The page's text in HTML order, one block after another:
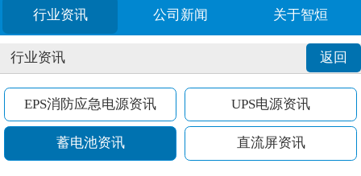
行业资讯 公司新闻 关于智烜
返回
行业资讯
EPS消防应急电源资讯 UPS电源资讯
蓄电池资讯 直流屏资讯